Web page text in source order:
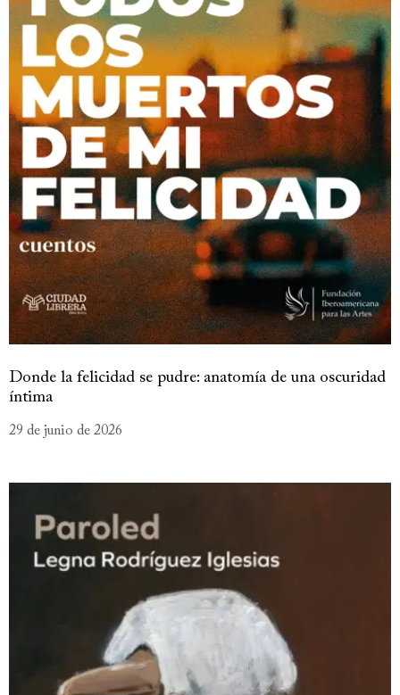
Donde la felicidad se pudre: anatomía de una oscuridad
íntima
29 de junio de 2026